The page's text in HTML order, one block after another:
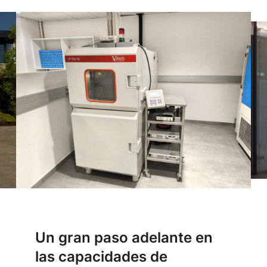
Un gran paso adelante en
las capacidades de